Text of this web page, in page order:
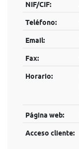
NIF/CIF:
Teléfono:
Email:
Fax:
Horario:
Página web:
Acceso cliente: